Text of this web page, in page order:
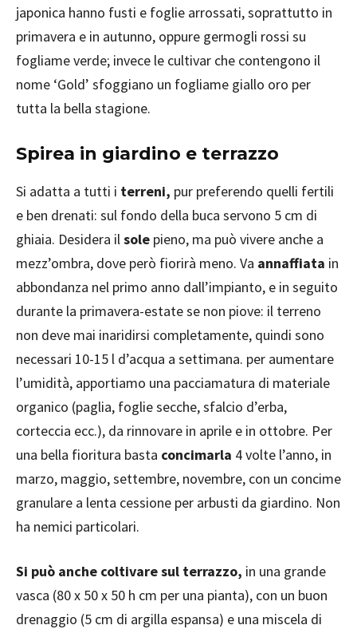
japonica hanno fusti e foglie arrossati, soprattutto in
primavera e in autunno, oppure germogli rossi su
fogliame verde; invece le cultivar che contengono il
nome ‘Gold’ sfoggiano un fogliame giallo oro per
tutta la bella stagione.
Spirea in giardino e terrazzo
Si adatta a tutti i terreni, pur preferendo quelli fertili
e ben drenati: sul fondo della buca servono 5 cm di
ghiaia. Desidera ilsole pieno, ma può vivere anche a
mezz’ombra, dove però fiorirà meno. Va annaffiata in
abbondanza nel primo anno dall’impianto, e in seguito
durante la primavera-estate se non piove: il terreno
non deve mai inaridirsi completamente, quindi sono
necessari 10-15 l d’acqua a settimana. per aumentare
l’umidità, apportiamo una pacciamatura di materiale
organico (paglia, foglie secche, sfalcio d’erba,
corteccia ecc.), da rinnovare in aprile e in ottobre. Per
una bella fioritura basta concimarla 4 volte l’anno, in
marzo, maggio, settembre, novembre, con un concime
granulare a lenta cessione per arbusti da giardino. Non
ha nemici particolari.
Si può anche coltivare sul terrazzo, in una grande
vasca (80 x 50 x 50 h cm per una pianta), con un buon
drenaggio (5 cm di argilla espansa) e una miscela di